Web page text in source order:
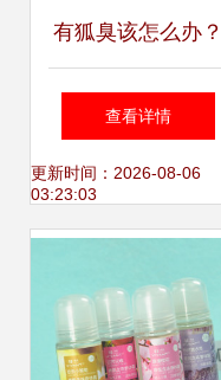
有狐臭该怎么办？
唯有健康除根，赢
得自信与人心
查看详情
更新时间：2026-08-06
03:23:03